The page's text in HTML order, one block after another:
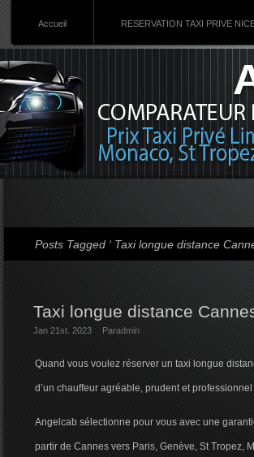
Accueil RESERVATION TAXI PRIVE
Posts Tagged ‘ Taxi longue distance
Taxi longue distance
Jan 21st. 2023 Paradmin
Quand vous voulez réserver un taxi longue
d’un chauffeur agréable, prudent et
Angelcab sélectionne pour vous avec une
partir de Cannes vers Paris, Genève, St Tropez,